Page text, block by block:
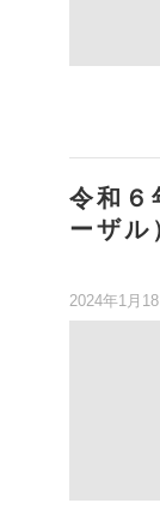
令和６
ーザル
2024年1月18